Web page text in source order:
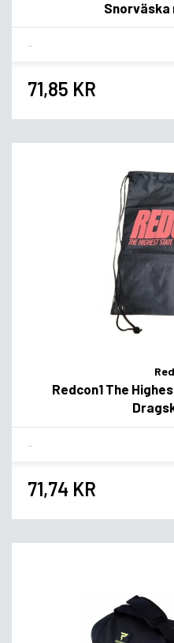
Snorväska
71,85 KR
Redcon1 The
71,74 KR